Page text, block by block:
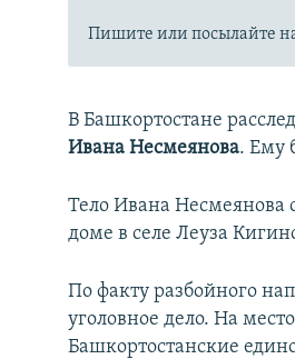
Пишите или посылайте
В Башкортостане
Ивана Несмеянова. Ему
Тело Ивана Несмеянова
доме в селе Леуза
По факту разбойного
уголовное дело. На
Башкортостанские